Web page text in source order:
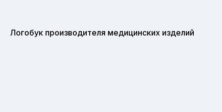
Логобук производителя медицинских изделий